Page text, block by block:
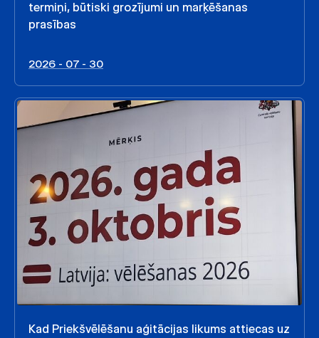
termiņi, būtiski grozījumi un marķēšanas
prasības
2026 - 07 - 30
Kad Priekšvēlēšanu aģitācijas likums attiecas uz